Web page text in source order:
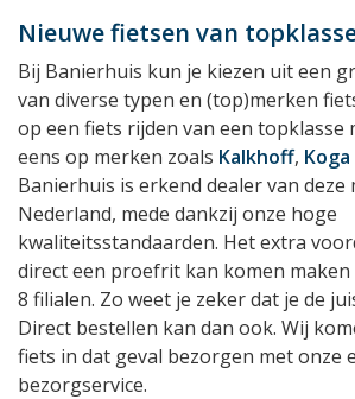
Nieuwe fietsen van
Bij Banierhuis kun je kiezen uit een
van diverse typen en (top)merken
op een fiets rijden van een topklasse
eens op merken zoals Kalkhoff, Koga
Banierhuis is erkend dealer van deze
Nederland, mede dankzij onze hoge
kwaliteitsstandaarden. Het extra
direct een proefrit kan komen maken
8 filialen. Zo weet je zeker dat je de
Direct bestellen kan dan ook. Wij
fiets in dat geval bezorgen met onze
bezorgservice.